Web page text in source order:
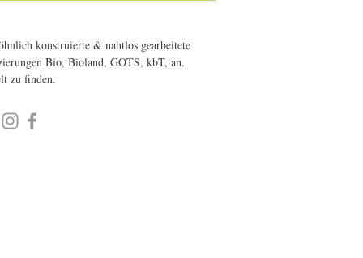
konstruierte & nahtlos gearbeitete
Bio, Bioland, GOTS, kbT, an.
zu finden.